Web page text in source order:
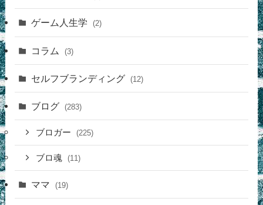
ゲーム人生学 (2)
コラム (3)
セルフブランディング (12)
ブログ (283)
ブロガー (225)
ブロ魂 (11)
ママ (19)